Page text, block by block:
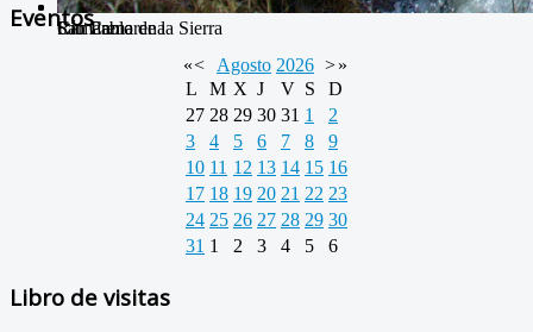
Camarena de la Sierra
San Pablo
Río Camarena
Eventos
«< Agosto 2026 >»
L
M X J V S
D
27 28 29 30 31 1
2
3
4 5 6 7 8
9
10 11 12 13 14 15 16
17 18 19 20 21 22 23
24 25 26 27 28 29 30
31 1 2 3 4 5 6
Libro de visitas